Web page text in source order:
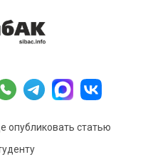
опубликовать статью